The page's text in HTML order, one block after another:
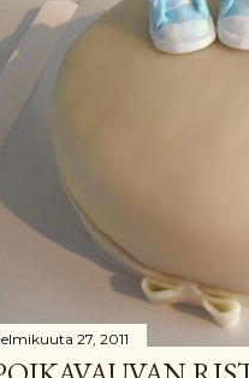
27, 2011